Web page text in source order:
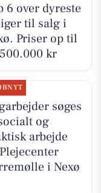
6 over dyreste
til salg i
Priser op til
kr
søges
og
arbejde
i Nexø